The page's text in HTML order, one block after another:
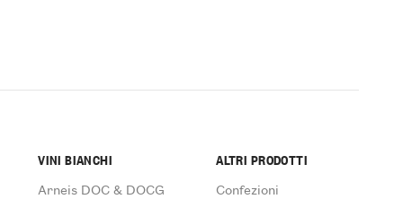
VINI BIANCHI
Arneis DOC & DOCG
ALTRI PRODOTTI
Confezioni